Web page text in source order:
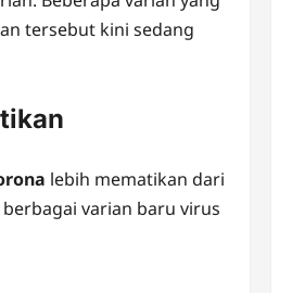
tersebut kini sedang
lebih mematikan dari
varian baru virus